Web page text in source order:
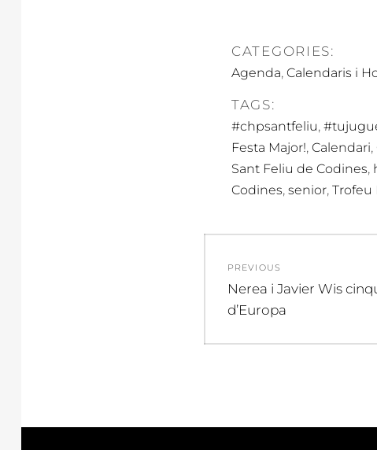
CATEGORIES:
Agenda, Calendaris i
TAGS:
#chpsantfeliu,
Festa Major!, Calendari,
Sant Feliu de Codines,
Codines, senior, Trofeu
d'entrades
PREVIOUS
Previous
post:
Nerea i Javier Wis
d’Europa